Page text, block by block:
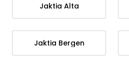
Jaktia Alta
Jaktia Bergen
FRILUFTSLIV
SOMMERSALG FISKE